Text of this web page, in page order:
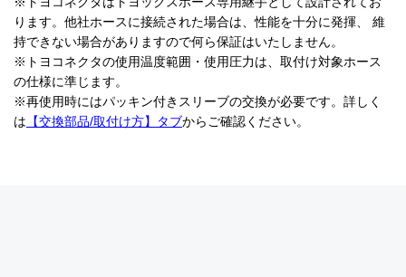
ります。他社ホースに接続された場合は、性能を十分に発揮、 維
持できない場合がありますので何ら保証はいたしません。
※トヨコネクタの使用温度範囲・使用圧力は、取付け対象ホース
の仕様に準じます。
※再使用時にはパッキン付きスリーブの交換が必要です。詳しく
は 【交換部品/取付け方】タブからご確認ください。